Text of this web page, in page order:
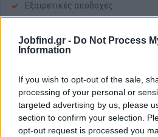
Jobfind.gr - Do Not Process
Information
If you wish to opt-out of the sale,
processing of your personal or
targeted advertising by us, please
section to confirm your selection.
opt-out request is processed you
Εξαιρετικές αποδοχές
Αίτηση - Αποστολή Βιογραφικού
βιογραφικό σας στην εταιρεία.
Εγγραφή